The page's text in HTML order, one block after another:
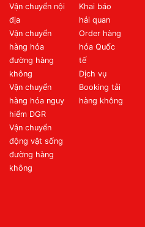
Vận chuyển nội
địa
Vận chuyển
hàng hóa
đường hàng
không
Vận chuyển
hàng hóa nguy
hiểm DGR
Vận chuyển
động vật sống
đường hàng
không
Khai báo
hải quan
Order hàng
hóa Quốc
tế
Dịch vụ
Booking tải
hàng không